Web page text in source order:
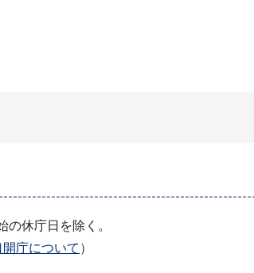
休庁日を除く。
庁について ）